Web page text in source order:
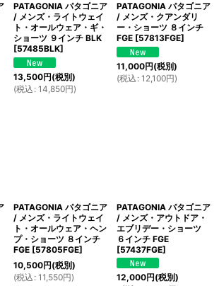
PATAGONIA パタゴニア
/ メンズ・ライトウェイ
ト・オールウェア・ギ・
ショーツ ９インチ BLK
[57485BLK]
13,500円(税別)
(税込 : 14,850円)
PATAGONIA パタゴニア
/ メンズ・クアンダリ
ー・ショーツ ８インチ
FGE [57813FGE]
11,000円(税別)
(税込 : 12,100円)
PATAGONIA パタゴニア
/ メンズ・ライトウェイ
ト・オールウェア・ヘン
プ・ショーツ ８インチ
FGE [57805FGE]
10,500円(税別)
(税込 : 11,550円)
PATAGONIA パタゴニア
/ メンズ・アウトドア・
エブリデー・ショーツ
６インチ FGE
[57437FGE]
12,000円(税別)